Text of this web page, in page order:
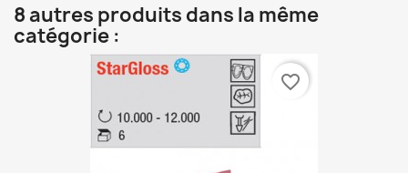
8 autres produits dans la même
catégorie :
favorite_border